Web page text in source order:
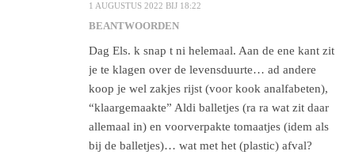
1 AUGUSTUS 2022 BIJ 18:22
BEANTWOORDEN
Dag Els. k snap t ni helemaal. Aan de ene kant zit
je te klagen over de levensduurte… ad andere
koop je wel zakjes rijst (voor kook analfabeten),
“klaargemaakte” Aldi balletjes (ra ra wat zit daar
allemaal in) en voorverpakte tomaatjes (idem als
bij de balletjes)… wat met het (plastic) afval?